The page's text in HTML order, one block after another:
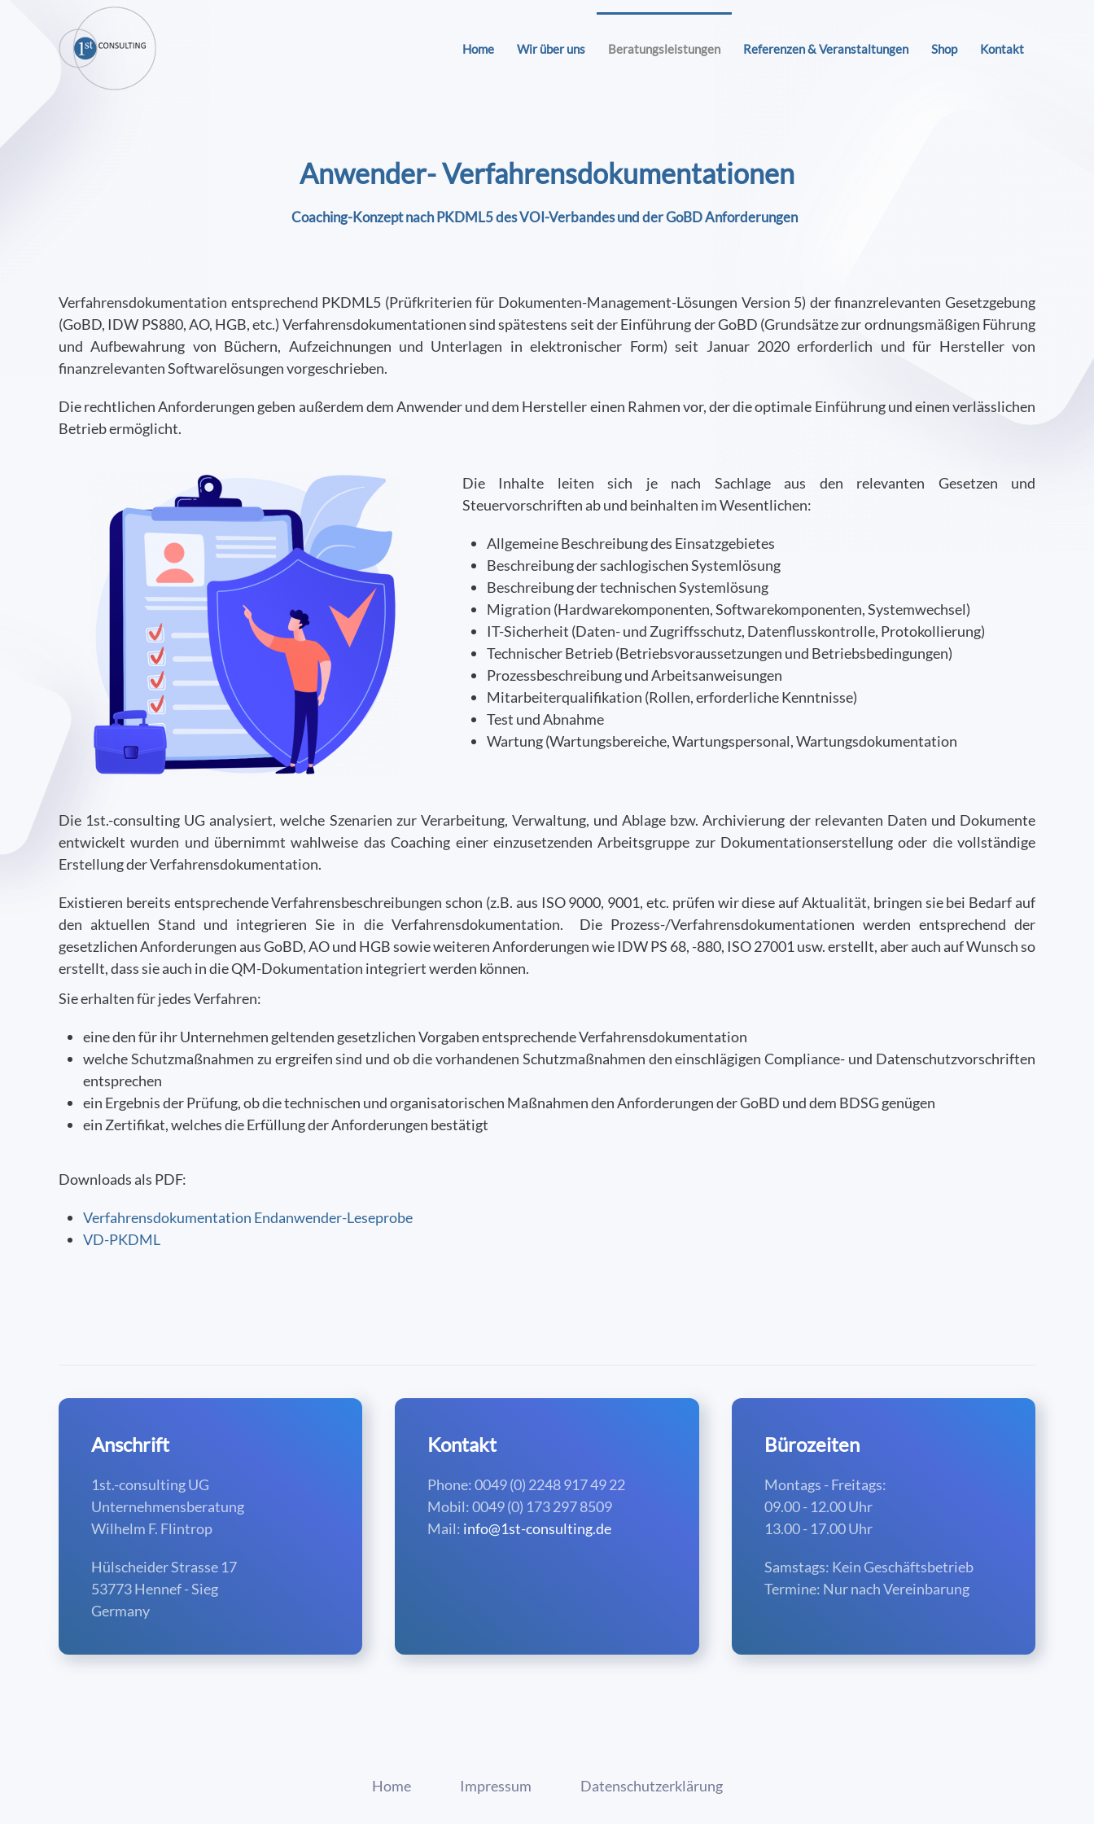
Skip
content
Home Wir über uns Beratungsleistungen Referenzen & Veranstaltungen Shop Kontakt
Anwender- Verfahrensdokumentationen
Coaching-Konzept nach PKDML5 des VOI-Verbandes und der GoBD Anforderungen
Verfahrensdokumentation entsprechend PKDML5 (Prüfkriterien für Dokumenten-Management-Lösungen Version 5) der finanzrelevanten Gesetzgebung
(GoBD, IDW PS880, AO, HGB, etc.) Verfahrensdokumentationen sind spätestens seit der Einführung der GoBD (Grundsätze zur ordnungsmäßigen Führung
und Aufbewahrung von Büchern, Aufzeichnungen und Unterlagen in elektronischer Form) seit Januar 2020 erforderlich und für Hersteller von
finanzrelevanten Softwarelösungen vorgeschrieben.
Die rechtlichen Anforderungen geben außerdem dem Anwender und dem Hersteller einen Rahmen vor, der die optimale Einführung und einen verlässlichen
Betrieb ermöglicht.
Die Inhalte leiten sich je nach Sachlage aus den relevanten Gesetzen und
Steuervorschriften ab und beinhalten im Wesentlichen:
Allgemeine Beschreibung des Einsatzgebietes
Beschreibung der sachlogischen Systemlösung
Beschreibung der technischen Systemlösung
Migration (Hardwarekomponenten, Softwarekomponenten, Systemwechsel)
IT-Sicherheit (Daten- und Zugriffsschutz, Datenflusskontrolle, Protokollierung)
Technischer Betrieb (Betriebsvoraussetzungen und Betriebsbedingungen)
Prozessbeschreibung und Arbeitsanweisungen
Mitarbeiterqualifikation (Rollen, erforderliche Kenntnisse)
Test und Abnahme
Wartung (Wartungsbereiche, Wartungspersonal, Wartungsdokumentation
Die 1st.-consulting UG analysiert, welche Szenarien zur Verarbeitung, Verwaltung, und Ablage bzw. Archivierung der relevanten Daten und Dokumente
entwickelt wurden und übernimmt wahlweise das Coaching einer einzusetzenden Arbeitsgruppe zur Dokumentationserstellung oder die vollständige
Erstellung der Verfahrensdokumentation.
Existieren bereits entsprechende Verfahrensbeschreibungen schon (z.B. aus ISO 9000, 9001, etc. prüfen wir diese auf Aktualität, bringen sie bei Bedarf auf
den aktuellen Stand und integrieren Sie in die Verfahrensdokumentation. Die Prozess-/Verfahrensdokumentationen werden entsprechend der
gesetzlichen Anforderungen aus GoBD, AO und HGB sowie weiteren Anforderungen wie IDW PS 68, -880, ISO 27001 usw. erstellt, aber auch auf Wunsch so
erstellt, dass sie auch in die QM-Dokumentation integriert werden können.
Sie erhalten für jedes Verfahren:
eine den für ihr Unternehmen geltenden gesetzlichen Vorgaben entsprechende Verfahrensdokumentation
welche Schutzmaßnahmen zu ergreifen sind und ob die vorhandenen Schutzmaßnahmen den einschlägigen Compliance- und Datenschutzvorschriften
entsprechen
ein Ergebnis der Prüfung, ob die technischen und organisatorischen Maßnahmen den Anforderungen der GoBD und dem BDSG genügen
ein Zertifikat, welches die Erfüllung der Anforderungen bestätigt
Downloads als PDF:
Verfahrensdokumentation Endanwender-Leseprobe
VD-PKDML
Anschrift
1st.-consulting UG
Unternehmensberatung
Wilhelm F. Flintrop
Hülscheider Strasse 17
53773 Hennef - Sieg
Germany
Kontakt
Phone: 0049 (0) 2248 917 49 22
Mobil: 0049 (0) 173 297 8509
Mail: info@1st-consulting.de
Bürozeiten
Montags - Freitags:
09.00 - 12.00 Uhr
13.00 - 17.00 Uhr
Samstags: Kein Geschäftsbetrieb
Termine: Nur nach Vereinbarung
Home Impressum Datenschutzerklärung